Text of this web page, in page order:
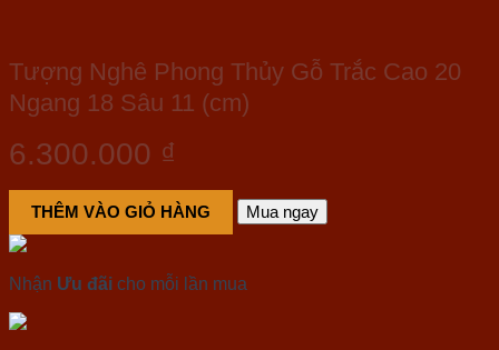
Tượng Nghê Phong Thủy Gỗ Trắc Cao 20
Ngang 18 Sâu 11 (cm)
6.300.000 ₫
THÊM VÀO GIỎ HÀNG Mua ngay
Nhận Ưu đãi cho mỗi lần mua